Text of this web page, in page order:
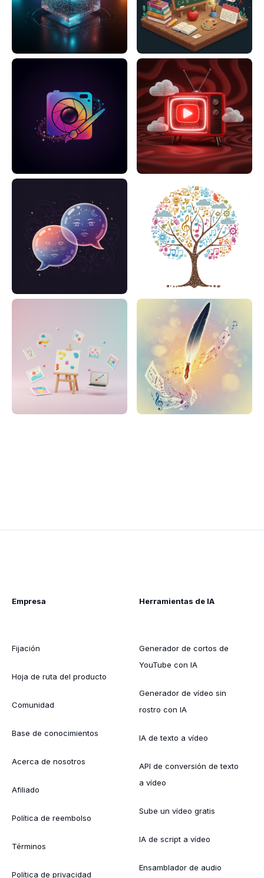
Empresa
Fijación
Hoja de ruta del producto
Comunidad
Base de conocimientos
Acerca de nosotros
Afiliado
Política de reembolso
Términos
Política de privacidad
Herramientas de IA
Generador de cortos de
YouTube con IA
Generador de vídeo sin
rostro con IA
IA de texto a vídeo
API de conversión de texto
a vídeo
Sube un vídeo gratis
IA de script a vídeo
Ensamblador de audio